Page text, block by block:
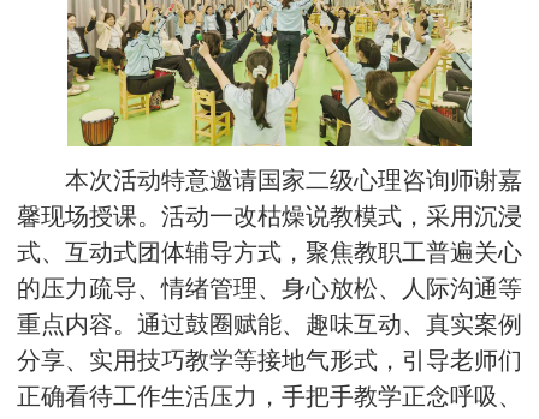
本次活动特意邀请国家二级心理咨询师谢嘉
馨现场授课。活动一改枯燥说教模式，采用沉浸
式、互动式团体辅导方式，聚焦教职工普遍关心
的压力疏导、情绪管理、身心放松、人际沟通等
重点内容。通过鼓圈赋能、趣味互动、真实案例
分享、实用技巧教学等接地气形式，引导老师们
正确看待工作生活压力，手把手教学正念呼吸、